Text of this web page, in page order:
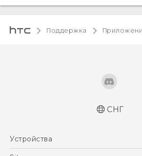
Поддержка
СНГ
Устройства